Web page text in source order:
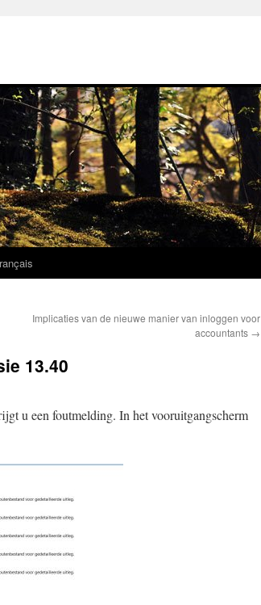
Implicaties van de nieuwe manier van inloggen voor
accountants →
13.40
u een foutmelding. In het vooruitgangscherm